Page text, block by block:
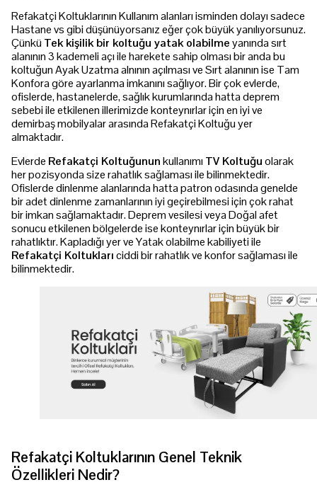
Refakatçi Koltuklarının Kullanım alanları isminden dolayı sadece
Hastane vs gibi düşünüyorsanız eğer çok büyük yanılıyorsunuz.
Çünkü Tek kişilik bir koltuğu yatak olabilmeyanında sırt
alanının 3 kademeli açı ile harekete sahip olması bir anda bu
koltuğun Ayak Uzatma alnının açılması ve Sırt alanının ise Tam
Konfora göre ayarlanma imkanını sağlıyor. Bir çok evlerde,
ofislerde, hastanelerde, sağlık kurumlarında hatta deprem
sebebi ile etkilenen illerimizde konteynırlar için en iyi ve
demirbaş mobilyalar arasında Refakatçi Koltuğu yer
almaktadır.
Evlerde Refakatçi KoltuğununkullanımıTV Koltuğuolarak
her pozisyonda size rahatlık sağlaması ile bilinmektedir.
Ofislerde dinlenme alanlarında hatta patron odasında genelde
bir adet dinlenme zamanlarının iyi geçirebilmesi için çok rahat
bir imkan sağlamaktadır. Deprem vesilesi veya Doğal afet
sonucu etkilenen bölgelerde ise konteynırlar için büyük bir
rahatlıktır. Kapladığı yer ve Yatak olabilme kabiliyeti ile
Refakatçi Koltuklarıciddi bir rahatlık ve konfor sağlaması ile
bilinmektedir.
Refakatçi Koltuklarının Genel Teknik
Özellikleri Nedir?